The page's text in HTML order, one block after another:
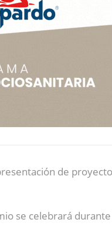
de
se celebrará durante